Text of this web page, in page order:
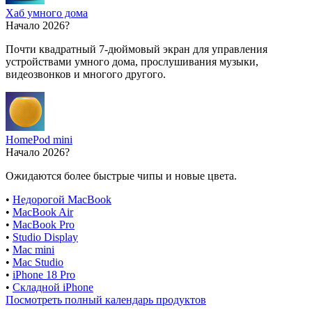
Хаб умного дома
Начало 2026?
Почти квадратный 7-дюймовый экран для управления
устройствами умного дома, прослушивания музыки,
видеозвонков и многого другого.
HomePod mini
Начало 2026?
Ожидаются более быстрые чипы и новые цвета.
• Недорогой MacBook
• MacBook Air
• MacBook Pro
• Studio Display
• Mac mini
• Mac Studio
• iPhone 18 Pro
• Складной iPhone
Посмотреть полный календарь продуктов